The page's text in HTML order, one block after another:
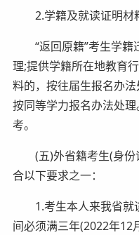
2.学籍及就读证明材
“返回原籍”考生学籍
理;提供学籍所在地教育
料的，按往届生报名办法
按同等学力报名办法处
考。
(五)外省籍考生(身份
合以下要求之一：
1.考生本人来我省就
间必须满三年(2022年12